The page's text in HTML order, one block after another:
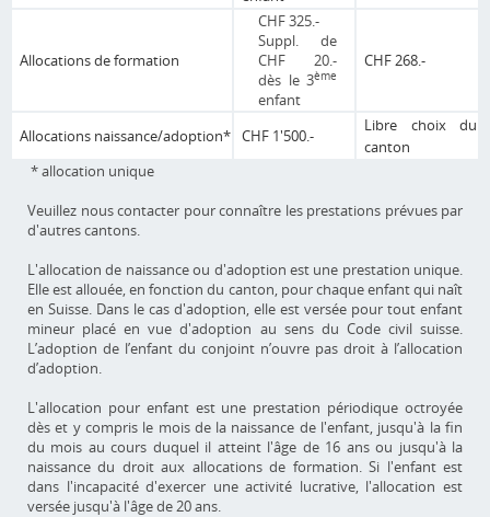
Allocations de formation
CHF 325.-
Suppl. de
CHF 20.-
dès le 3ème
enfant
CHF 268.-
Allocations naissance/adoption* CHF 1'500.-
Libre choix du
canton
* allocation unique
Veuillez nous contacter pour connaître les prestations prévues par
d'autres cantons.
L'allocation de naissance ou d'adoption est une prestation unique.
Elle est allouée, en fonction du canton, pour chaque enfant qui naît
en Suisse. Dans le cas d'adoption, elle est versée pour tout enfant
mineur placé en vue d'adoption au sens du Code civil suisse.
L’adoption de l’enfant du conjoint n’ouvre pas droit à l’allocation
d’adoption.
L'allocation pour enfant est une prestation périodique octroyée
dès et y compris le mois de la naissance de l'enfant, jusqu'à la fin
du mois au cours duquel il atteint l'âge de 16 ans ou jusqu'à la
naissance du droit aux allocations de formation. Si l'enfant est
dans l'incapacité d'exercer une activité lucrative, l'allocation est
versée jusqu'à l'âge de 20 ans.